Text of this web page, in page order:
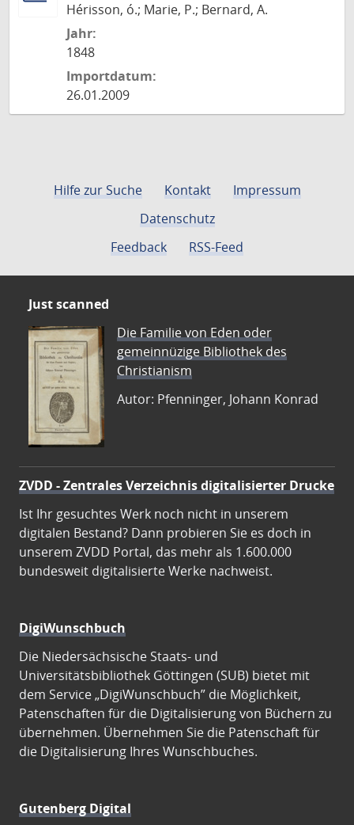
Hérisson, ó.; Marie, P.; Bernard, A.
Jahr:
1848
Importdatum:
26.01.2009
Hilfe zur Suche Kontakt
Impressum
Datenschutz
Feedback
RSS-Feed
Just scanned
Die Familie von Eden oder
gemeinnüzige Bibliothek des
Christianism
Autor: Pfenninger, Johann Konrad
ZVDD - Zentrales Verzeichnis digitalisierter Drucke
Ist Ihr gesuchtes Werk noch nicht in unserem
digitalen Bestand? Dann probieren Sie es doch in
unserem ZVDD Portal, das mehr als 1.600.000
bundesweit digitalisierte Werke nachweist.
DigiWunschbuch
Die Niedersächsische Staats- und
Universitätsbibliothek Göttingen (SUB) bietet mit
dem Service „DigiWunschbuch” die Möglichkeit,
Patenschaften für die Digitalisierung von Büchern zu
übernehmen. Übernehmen Sie die Patenschaft für
die Digitalisierung Ihres Wunschbuches.
Gutenberg Digital